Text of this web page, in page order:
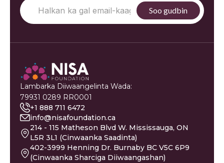
Lambarka Diiwaangelinta Wada:
79931 0289 RR0001
+1 888 711 6472
info@nisafoundation.ca
214 - 115 Matheson Blvd W. Mississauga, ON
L5R 3L1 (Cinwaanka Saadinta)
402-3999 Henning Dr. Burnaby BC V5C 6P9
(Cinwaanka Sharciga Diiwaangashan)